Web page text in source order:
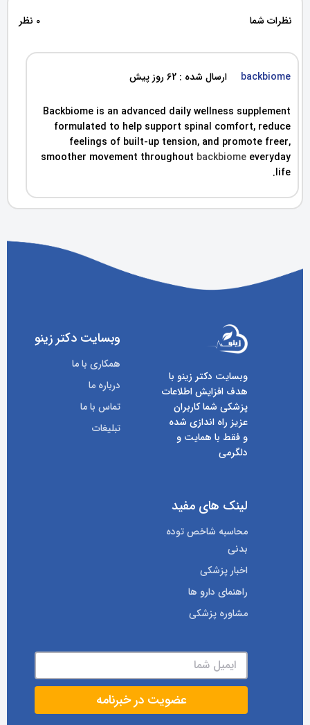
نظرات شما 0 نظر
backbiome ارسال شده : 62 روز پیش
Backbiome is an advanced daily wellness supplement
formulated to help support spinal comfort, reduce
feelings of built-up tension, and promote freer,
smoother movement throughout backbiome everyday
life.
وبسایت دکتر زینو با
هدف افزایش اطلاعات
پزشکی شما کاربران
عزیز راه اندازی شده
و فقط با همایت و
دلگرمی
وبسایت دکتر زینو
همکاری با ما
درباره ما
تماس با ما
تبلیغات
لینک های مفید
محاسبه شاخص توده
بدنی
اخبار پزشکی
راهنمای دارو ها
مشاوره پزشکی